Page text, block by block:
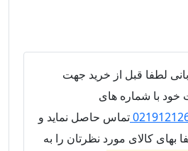
لطفا قبل از خرید جهت
خود با شماره های
تماس حاصل نماید و
کالای مورد نظرتان را به